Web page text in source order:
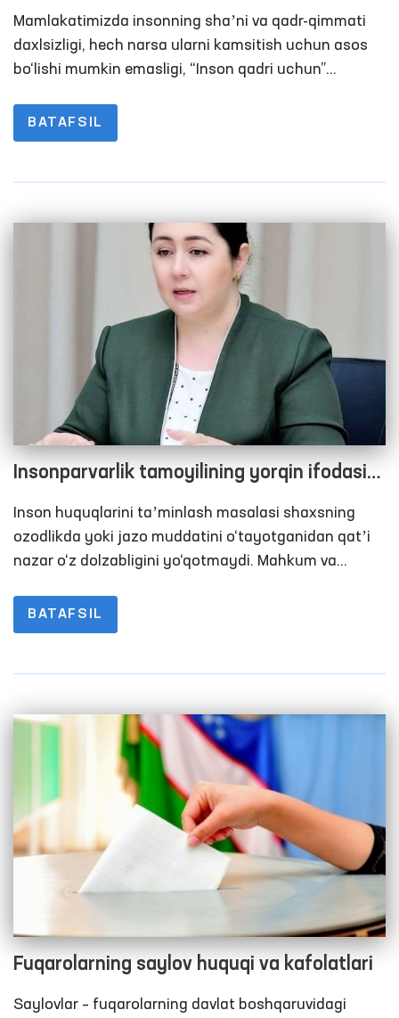
qaratilgan tub islohotlar O‘zbekiston uchun
doimo ustuvor
Mamlakatimizda insonning shaʼni va qadr-qimmati
daxlsizligi, hech narsa ularni kamsitish uchun asos
bo‘lishi mumkin emasligi, “Inson qadri uchun”
idoralari faoliyatida bosh mezon bo‘lishi shartligi
Davlat rahbarining qatʼiy talabidir. Shu nuqtai
uchun xizmat qiladigan normalar amaldagisidan 3
BATAFSIL
Insonparvarlik tamoyilining yorqin ifodasi
harakatlanish erkinligi cheklangan
muassasalarda ham o‘z aksini topmoqda
Inson huquqlarini taʼminlash masalasi shaxsning
ozodlikda yoki jazo muddatini o‘tayotganidan qatʼi
nazar o‘z dolzabligini yo‘qotmaydi. Mahkum va
muayyan huquqlarga ega. Xususan,
Konstitutsiyamizda ozodlikdan mahrum etilgan
belgilangan.
BATAFSIL
Fuqarolarning saylov huquqi va kafolatlari
Saylovlar – fuqarolarning davlat boshqaruvidagi